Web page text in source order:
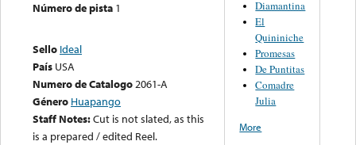
Número de pista 1
Sello Ideal
País USA
Numero de Catalogo2061-A
Género Huapango
Staff Notes:Cut is not slated, as this
is a prepared / edited Reel.
Diamantina
El
Quininiche
Promesas
De Puntitas
Comadre
Julia
More